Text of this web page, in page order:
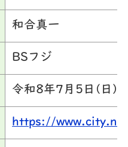
和合真一
BSフジ
令和8年7月5日(日)
https://